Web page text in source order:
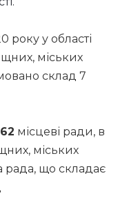
року у області
міських
склад 7
62 місцеві ради, в
міських
рада, що складає